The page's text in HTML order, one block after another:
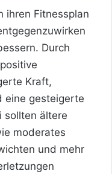
ihren Fitnessplan
Durch
Kraft,
eine gesteigerte
sollten ältere
moderates
und mehr